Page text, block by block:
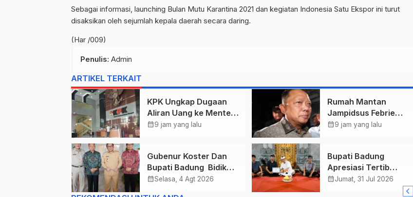
Sebagai informasi, launching Bulan Mutu Karantina 2021 dan kegiatan Indonesia Satu Ekspor ini turut
disaksikan oleh sejumlah kepala daerah secara daring.
(Har /009)
Penulis: Admin
ARTIKEL TERKAIT
KPK Ungkap Dugaan
Aliran Uang ke Menteri
Kehutanan, Diduga
Kuansing
calendar_month9 jam yang lalu
Rumah Mantan
Jampidsus Febrie
Adriansyah Digeledah
Dugaan TPPU Disita
calendar_month9 jam yang lalu
Gubenur Koster Dan
Bupati Badung Bidik
Obligasi Daerah :
calendar_monthSelasa, 4 Agt 2026
Bupati Badung
Apresiasi Tertib
Adminduk dengan Rp10
calendar_monthJumat, 31 Jul 2026